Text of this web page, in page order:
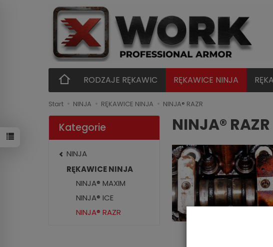
RODZAJE RĘKAWIC RĘKAWICE NINJA
Start NINJA RĘKAWICE NINJA NINJA® RAZR
NINJA® RAZR
Kategorie
NINJA
RĘKAWICE NINJA
NINJA® MAXIM
NINJA® ICE
NINJA® RAZR